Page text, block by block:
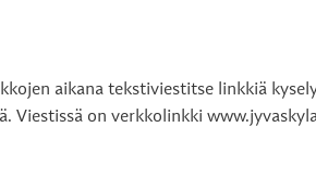
aikana tekstiviestitse linkkiä
Viestissä on verkkolinkki